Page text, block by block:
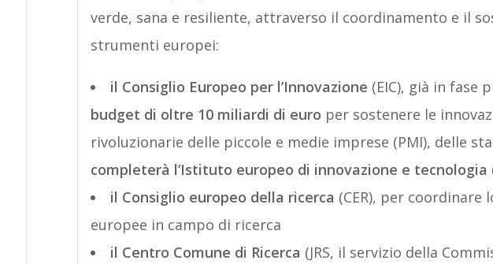
verde, sana e resiliente, attraverso il coordinamento e il
strumenti europei:
il Consiglio Europeo per l’Innovazione (EIC), già in fase
budget di oltre 10 miliardi di euro per sostenere le
rivoluzionarie delle piccole e medie imprese (PMI), delle
completerà l’Istituto europeo di innovazione e tecnologia
il Consiglio europeo della ricerca (CER), per coordinare
europee in campo di ricerca
il Centro Comune di Ricerca (JRS, il servizio della